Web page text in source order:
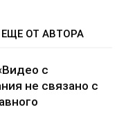
ЕЩЕ ОТ АВТОРА
с
не связано с